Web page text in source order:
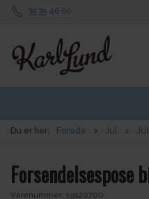
35 35 46 66
Du er her: Forside Jul
Varenummer: 19120700